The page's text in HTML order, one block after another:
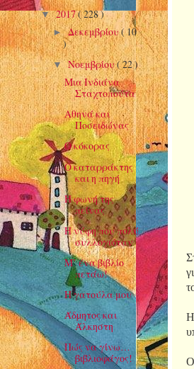
Η
Ο
▼2017( 228 )
►Δεκεμβρίου( 10
)
▼Νοεμβρίου( 22 )
Μια Ινδιάνα
Σταχτοπούτα
Αθηνά και
Ποσειδώνας
Ο κόκορας
Ο καταρράκτης
και η πηγή
Η φωνή της
πείνας
Η νύφη που πολύ
συλλογιόταν
Μ’ ένα βιβλίο
πετάω!
Η γατούλα μου
Άδµητος και
Άλκηστη
Πώς να γίνω…
βιβλιοφάγος!